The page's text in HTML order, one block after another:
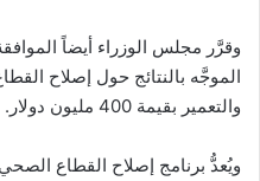
وقرَّر مجلس الوزراء أيضاً
الموجَّه بالنتائج حول إصلاح
والتعمير بقيمة 400 مليون دولار.
ويُعدُّ برنامج إصلاح القطاع الصحي